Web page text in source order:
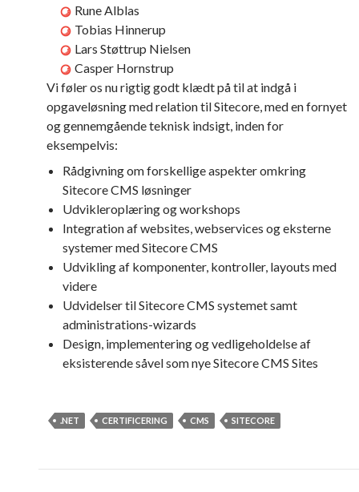
Rune Alblas
Tobias Hinnerup
Lars Støttrup Nielsen
Casper Hornstrup
Vi føler os nu rigtig godt klædt på til at indgå i
opgaveløsning med relation til Sitecore, med en fornyet
og gennemgående teknisk indsigt, inden for
eksempelvis:
Rådgivning om forskellige aspekter omkring
Sitecore CMS løsninger
Udvikleroplæring og workshops
Integration af websites, webservices og eksterne
systemer med Sitecore CMS
Udvikling af komponenter, kontroller, layouts med
videre
Udvidelser til Sitecore CMS systemet samt
administrations-wizards
Design, implementering og vedligeholdelse af
eksisterende såvel som nye Sitecore CMS Sites
.NET CERTIFICERING CMS SITECORE